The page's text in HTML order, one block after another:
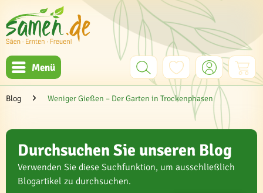
Menü
Blog Weniger Gießen – Der Garten in Trockenphasen
Durchsuchen Sie unseren Blog
Verwenden Sie diese Suchfunktion, um ausschließlich
Blogartikel zu durchsuchen.